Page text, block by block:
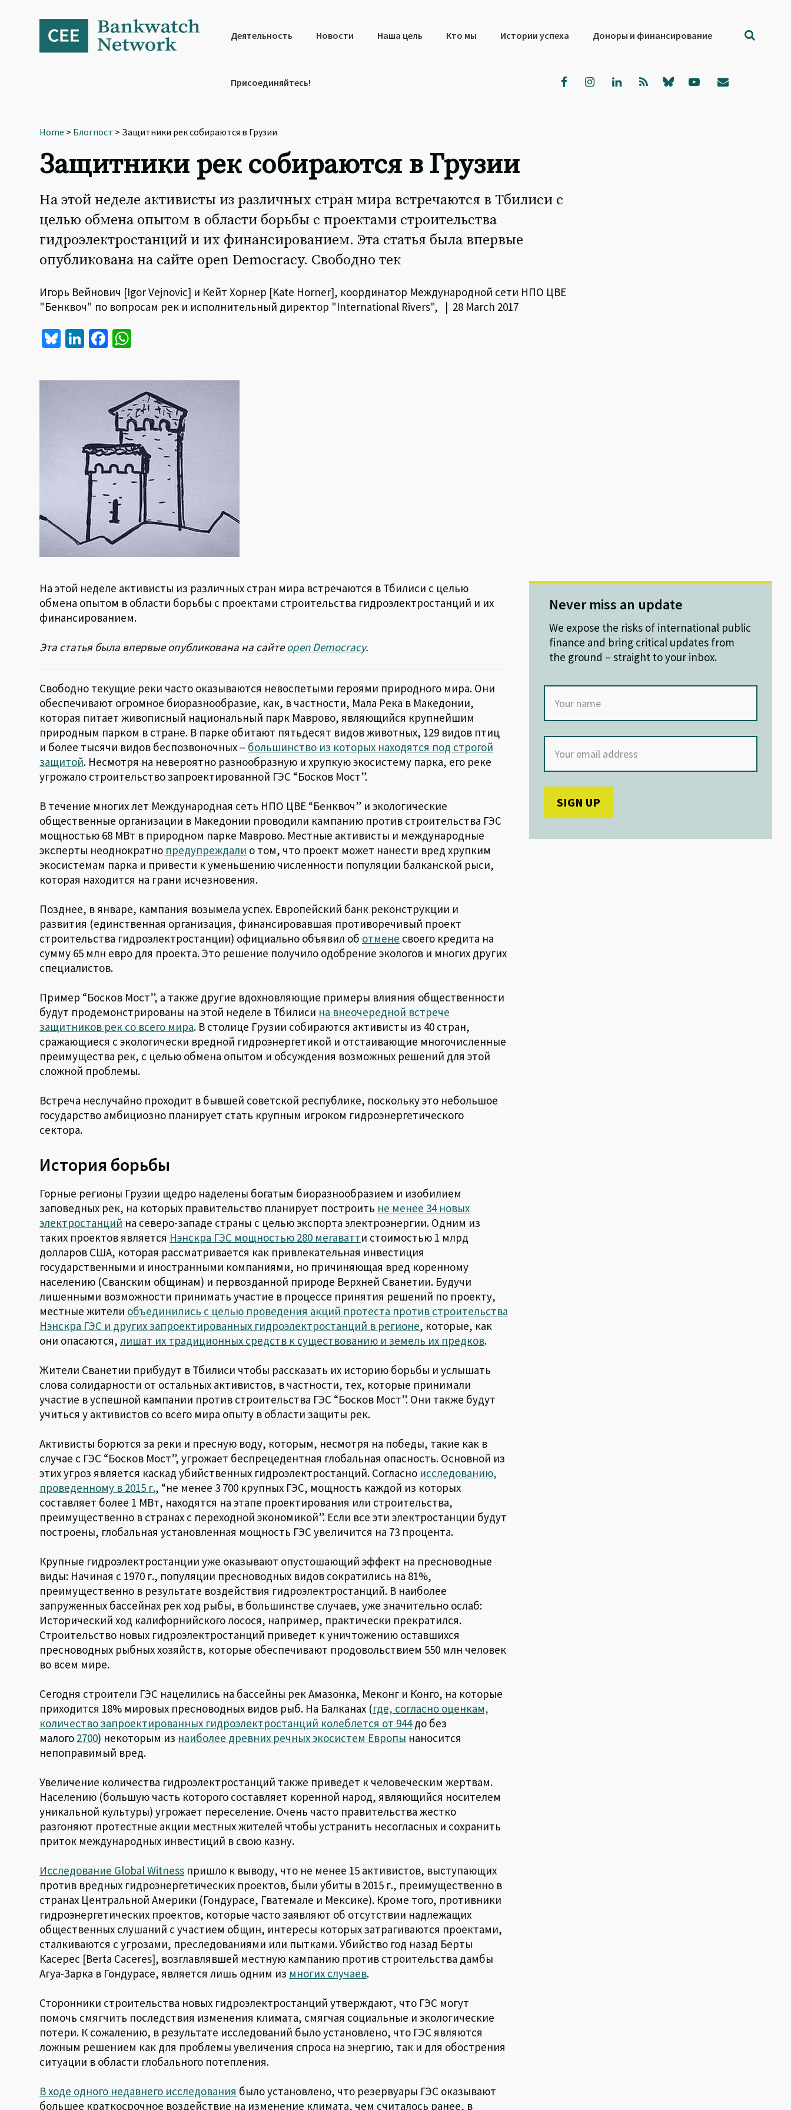
navigation
Деятельность Новости Наша цель Кто мы Истории успеха Доноры и финансирование
Присоединяйтесь!
Home > Блогпост > Защитники рек собираются в Грузии
Защитники рек собираются в Грузии
На этой неделе активисты из различных стран мира встречаются в Тбилиси с
целью обмена опытом в области борьбы с проектами строительства
гидроэлектростанций и их финансированием. Эта статья была впервые
опубликована на сайте open Democracy. Свободно тек
Игорь Вейнович [Igor Vejnovic] и Кейт Хорнер [Kate Horner], координатор Международной сети НПО ЦВЕ
"Бенквоч" по вопросам рек и исполнительный директор "International Rivers", | 28 March 2017
Bl
es
Li
ke
Fa
b
o
k
at
sA
p
p
На этой неделе активисты из различных стран мира встречаются в Тбилиси с целью
обмена опытом в области борьбы с проектами строительства гидроэлектростанций и их
финансированием.
Эта статья была впервые опубликована на сайтеopen Democracy.
Свободно текущие реки часто оказываются невоспетыми героями природного мира. Они
обеспечивают огромное биоразнообразие, как, в частности, Мала Река в Македонии,
которая питает живописный национальный парк Маврово, являющийся крупнейшим
природным парком в стране. В парке обитают пятьдесят видов животных, 129 видов птиц
и более тысячи видов беспозвоночных – большинство из которых находятся под строгой
защитой. Несмотря на невероятно разнообразную и хрупкую экосистему парка, его реке
угрожало строительство запроектированной ГЭС “Босков Мост”.
В течение многих лет Международная сеть НПО ЦВЕ “Бенквоч” и экологические
общественные организации в Македонии проводили кампанию против строительства ГЭС
мощностью 68 МВт в природном парке Маврово. Местные активисты и международные
эксперты неоднократно предупреждали о том, что проект может нанести вред хрупким
экосистемам парка и привести к уменьшению численности популяции балканской рыси,
которая находится на грани исчезновения.
Позднее, в январе, кампания возымела успех. Европейский банк реконструкции и
развития (единственная организация, финансировавшая противоречивый проект
строительства гидроэлектростанции) официально объявил об отмене своего кредита на
сумму 65 млн евро для проекта. Это решение получило одобрение экологов и многих других
специалистов.
Пример “Босков Мост”, а также другие вдохновляющие примеры влияния общественности
будут продемонстрированы на этой неделе в Тбилиси на внеочередной встрече
защитников рек со всего мира. В столице Грузии собираются активисты из 40 стран,
сражающиеся с экологически вредной гидроэнергетикой и отстаивающие многочисленные
преимущества рек, с целью обмена опытом и обсуждения возможных решений для этой
сложной проблемы.
Встреча неслучайно проходит в бывшей советской республике, поскольку это небольшое
государство амбициозно планирует стать крупным игроком гидроэнергетического
сектора.
История борьбы
Горные регионы Грузии щедро наделены богатым биоразнообразием и изобилием
заповедных рек, на которых правительство планирует построить не менее 34 новых
электростанций на северо-западе страны с целью экспорта электроэнергии. Одним из
таких проектов является Нэнскра ГЭС мощностью 280 мегаватти стоимостью 1 млрд
долларов США, которая рассматривается как привлекательная инвестиция
государственными и иностранными компаниями, но причиняющая вред коренному
населению (Сванским общинам) и первозданной природе Верхней Сванетии. Будучи
лишенными возможности принимать участие в процессе принятия решений по проекту,
местные жители объединились с целью проведения акций протеста против строительства
Нэнскра ГЭС и других запроектированных гидроэлектростанций в регионе, которые, как
они опасаются,лишат их традиционных средств к существованию и земель их предков.
Жители Сванетии прибудут в Тбилиси чтобы рассказать их историю борьбы и услышать
слова солидарности от остальных активистов, в частности, тех, которые принимали
участие в успешной кампании против строительства ГЭС “Босков Мост”. Они также будут
учиться у активистов со всего мира опыту в области защиты рек.
Активисты борются за реки и пресную воду, которым, несмотря на победы, такие как в
случае с ГЭС “Босков Мост”, угрожает беспрецедентная глобальная опасность. Основной из
этих угроз является каскад убийственных гидроэлектростанций. Согласно исследованию,
проведенному в 2015 г., “не менее 3 700 крупных ГЭС, мощность каждой из которых
составляет более 1 МВт, находятся на этапе проектирования или строительства,
преимущественно в странах с переходной экономикой”. Если все эти электростанции будут
построены, глобальная установленная мощность ГЭС увеличится на 73 процента.
Крупные гидроэлектростанции уже оказывают опустошающий эффект на пресноводные
виды: Начиная с 1970 г., популяции пресноводных видов сократились на 81%,
преимущественно в результате воздействия гидроэлектростанций. В наиболее
запруженных бассейнах рек ход рыбы, в большинстве случаев, уже значительно ослаб:
Исторический ход калифорнийского лосося, например, практически прекратился.
Строительство новых гидроэлектростанций приведет к уничтожению оставшихся
пресноводных рыбных хозяйств, которые обеспечивают продовольствием 550 млн человек
во всем мире.
Сегодня строители ГЭС нацелились на бассейны рек Амазонка, Меконг и Конго, на которые
приходится 18% мировых пресноводных видов рыб. На Балканах (где, согласно оценкам,
количество запроектированных гидроэлектростанций колеблется от 944до без
малого 2700) некоторым из наиболее древних речных экосистем Европы наносится
непоправимый вред.
Увеличение количества гидроэлектростанций также приведет к человеческим жертвам.
Населению (большую часть которого составляет коренной народ, являющийся носителем
уникальной культуры) угрожает переселение. Очень часто правительства жестко
разгоняют протестные акции местных жителей чтобы устранить несогласных и сохранить
приток международных инвестиций в свою казну.
Исследование Global Witness пришло к выводу, что не менее 15 активистов, выступающих
против вредных гидроэнергетических проектов, были убиты в 2015 г., преимущественно в
странах Центральной Америки (Гондурасе, Гватемале и Мексике). Кроме того, противники
гидроэнергетических проектов, которые часто заявляют об отсутствии надлежащих
общественных слушаний с участием общин, интересы которых затрагиваются проектами,
сталкиваются с угрозами, преследованиями или пытками. Убийство год назад Берты
Касерес [Berta Caceres], возглавлявшей местную кампанию против строительства дамбы
Агуа-Зарка в Гондурасе, является лишь одним из многих случаев.
Сторонники строительства новых гидроэлектростанций утверждают, что ГЭС могут
помочь смягчить последствия изменения климата, смягчая социальные и экологические
потери. К сожалению, в результате исследований было установлено, что ГЭС являются
ложным решением как для проблемы увеличения спроса на энергию, так и для обострения
ситуации в области глобального потепления.
В ходе одного недавнего исследования было установлено, что резервуары ГЭС оказывают
большее краткосрочное воздействие на изменение климата, чем считалось ранее, в
Never miss an update
We expose the risks of international public
finance and bring critical updates from
the ground – straight to your inbox.